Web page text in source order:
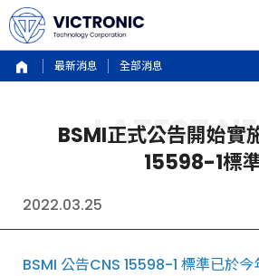
最新消息 全部消息
BSMI正式公告開始實
15598-1標
2022.03.25
BSMI 公告CNS 15598-1 標準已於